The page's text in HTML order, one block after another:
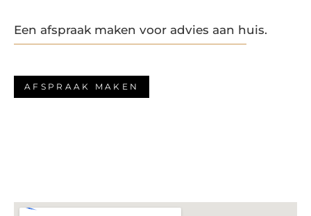
Een afspraak maken voor advies aan huis.
AFSPRAAK MAKEN